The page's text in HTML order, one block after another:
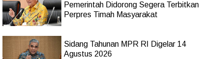
Pemerintah Didorong Segera Terbitkan
Perpres Timah Masyarakat
Sidang Tahunan MPR RI Digelar 14
Agustus 2026